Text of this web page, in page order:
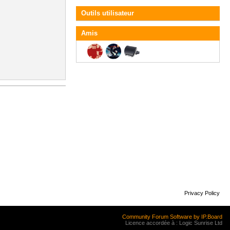
Outils utilisateur
Amis
Privacy Policy
Community Forum Software by IP.Board
Licence accordée à : Logic Sunrise Ltd